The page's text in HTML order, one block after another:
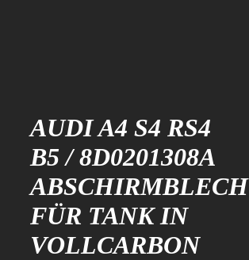
AUDI A4 S4 RS4
B5 / 8D0201308A
ABSCHIRMBLECH
FÜR TANK IN
VOLLCARBON